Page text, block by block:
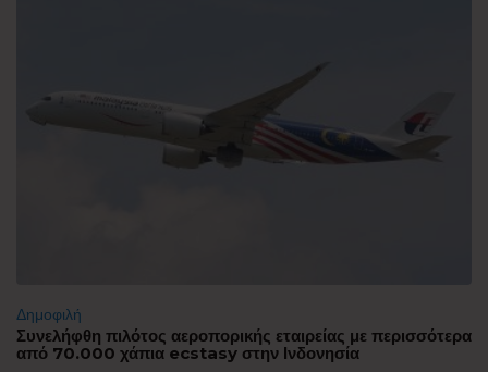
Δημοφιλή
Συνελήφθη πιλότος αεροπορικής εταιρείας με περισσότερα
από 70.000 χάπια ecstasy στην Ινδονησία